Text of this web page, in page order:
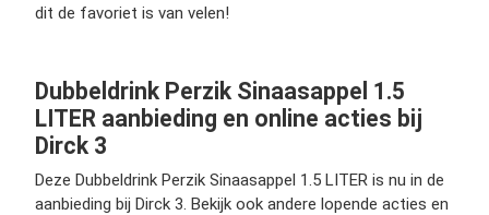
dit de favoriet is van velen!
Dubbeldrink Perzik Sinaasappel 1.5
LITER aanbieding en online acties bij
Dirck 3
Deze Dubbeldrink Perzik Sinaasappel 1.5 LITER is nu in de
aanbieding bij Dirck 3. Bekijk ook andere lopende acties en